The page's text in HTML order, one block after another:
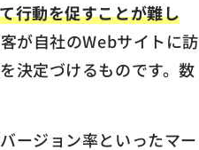
行動を促すことが難し
が自社のWebサイトに訪
決定づけるものです。数
ージョン率といったマー